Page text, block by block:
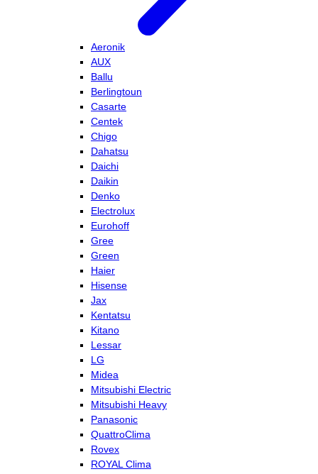
Aeronik
AUX
Ballu
Berlingtoun
Casarte
Centek
Chigo
Dahatsu
Daichi
Daikin
Denko
Electrolux
Eurohoff
Gree
Green
Haier
Hisense
Jax
Kentatsu
Kitano
Lessar
LG
Midea
Mitsubishi Electric
Mitsubishi Heavy
Panasonic
QuattroClima
Rovex
ROYAL Clima